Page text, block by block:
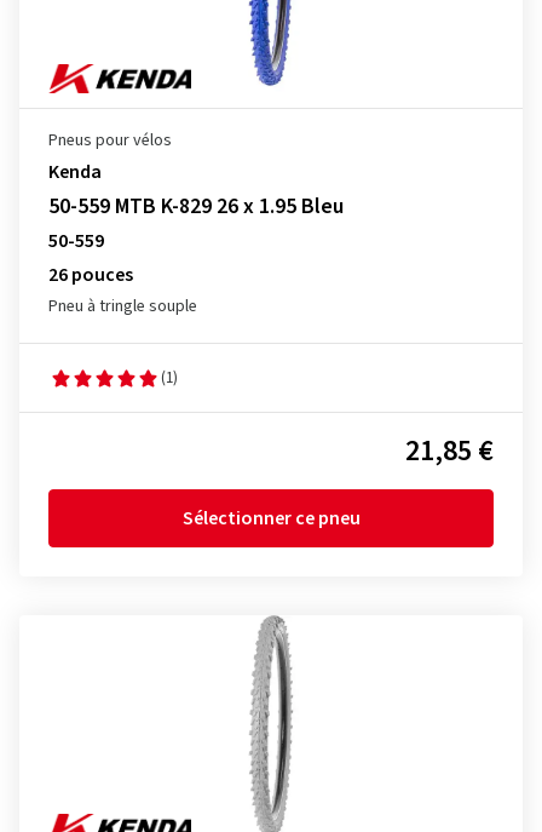
Pneus pour vélos
Kenda
50-559 MTB K-829 26 x 1.95 Bleu
50-559
26 pouces
Pneu à tringle souple
(1)
21,85 €
Sélectionner ce pneu